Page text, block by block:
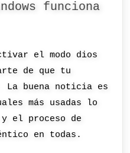
funciona
el modo dios
de que tu
La buena noticia es
más usadas lo
el proceso de
en todas.